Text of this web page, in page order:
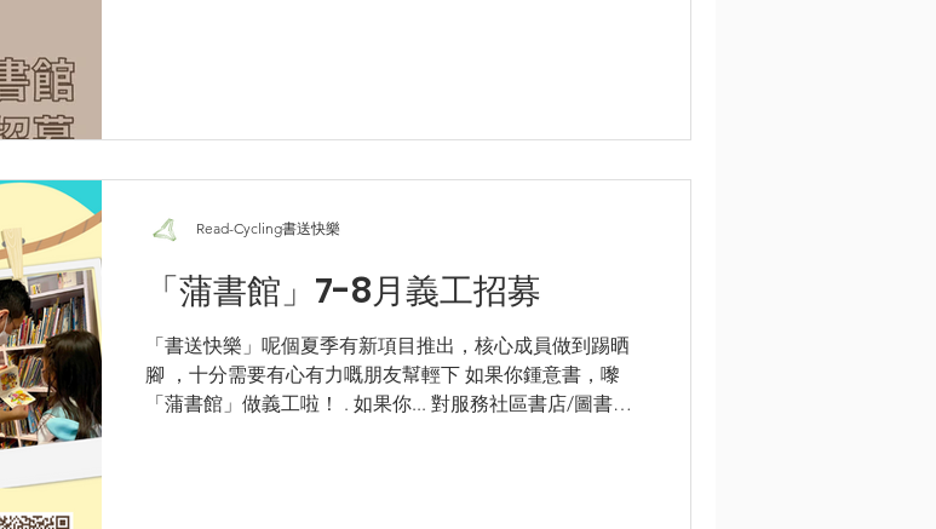
「蒲書館」7-8月義工招募
「書送快樂」呢個夏季有新項目推出，核心成員做到踢晒
腳 ，十分需要有心有力嘅朋友幫輕下 如果你鍾意書，嚟
「蒲書館」做義工啦！ . 如果你... 對服務社區書店/圖書館
Read-Cycling書送快樂